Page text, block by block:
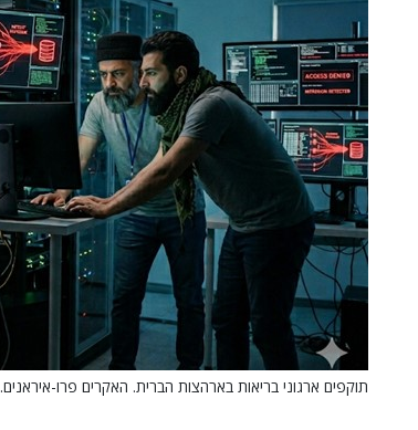
תוקפים ארגוני בריאות בארהצות הברית. האקרים פרו-איראנים.